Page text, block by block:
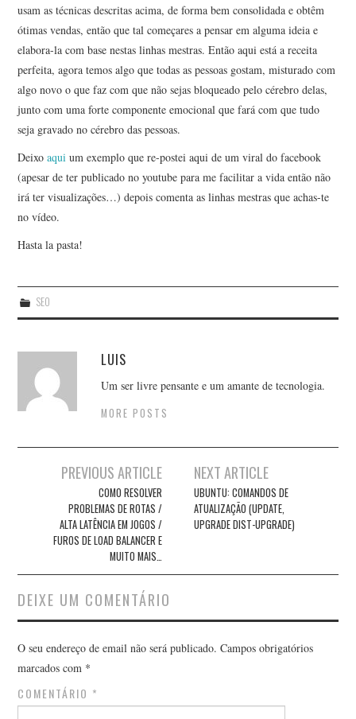
usam as técnicas descritas acima, de forma bem consolidada e obtêm
ótimas vendas, então que tal começares a pensar em alguma ideia e
elabora-la com base nestas linhas mestras. Então aqui está a receita
perfeita, agora temos algo que todas as pessoas gostam, misturado com
algo novo o que faz com que não sejas bloqueado pelo cérebro delas,
junto com uma forte componente emocional que fará com que tudo
seja gravado no cérebro das pessoas.
Deixoaqui um exemplo que re-postei aqui de um viral do facebook
(apesar de ter publicado no youtube para me facilitar a vida então não
irá ter visualizações…) depois comenta as linhas mestras que achas-te
no vídeo.
Hasta la pasta!
SEO
LUIS
Um ser livre pensante e um amante de tecnologia.
MORE POSTS
PREVIOUS ARTICLE
COMO RESOLVER
PROBLEMAS DE ROTAS /
ALTA LATÊNCIA EM JOGOS /
FUROS DE LOAD BALANCER E
MUITO MAIS…
NEXT ARTICLE
UBUNTU: COMANDOS DE
ATUALIZAÇÃO (UPDATE,
UPGRADE DIST-UPGRADE)
DEIXE UM COMENTÁRIO
O seu endereço de email não será publicado. Campos obrigatórios
marcados com *
COMENTÁRIO *